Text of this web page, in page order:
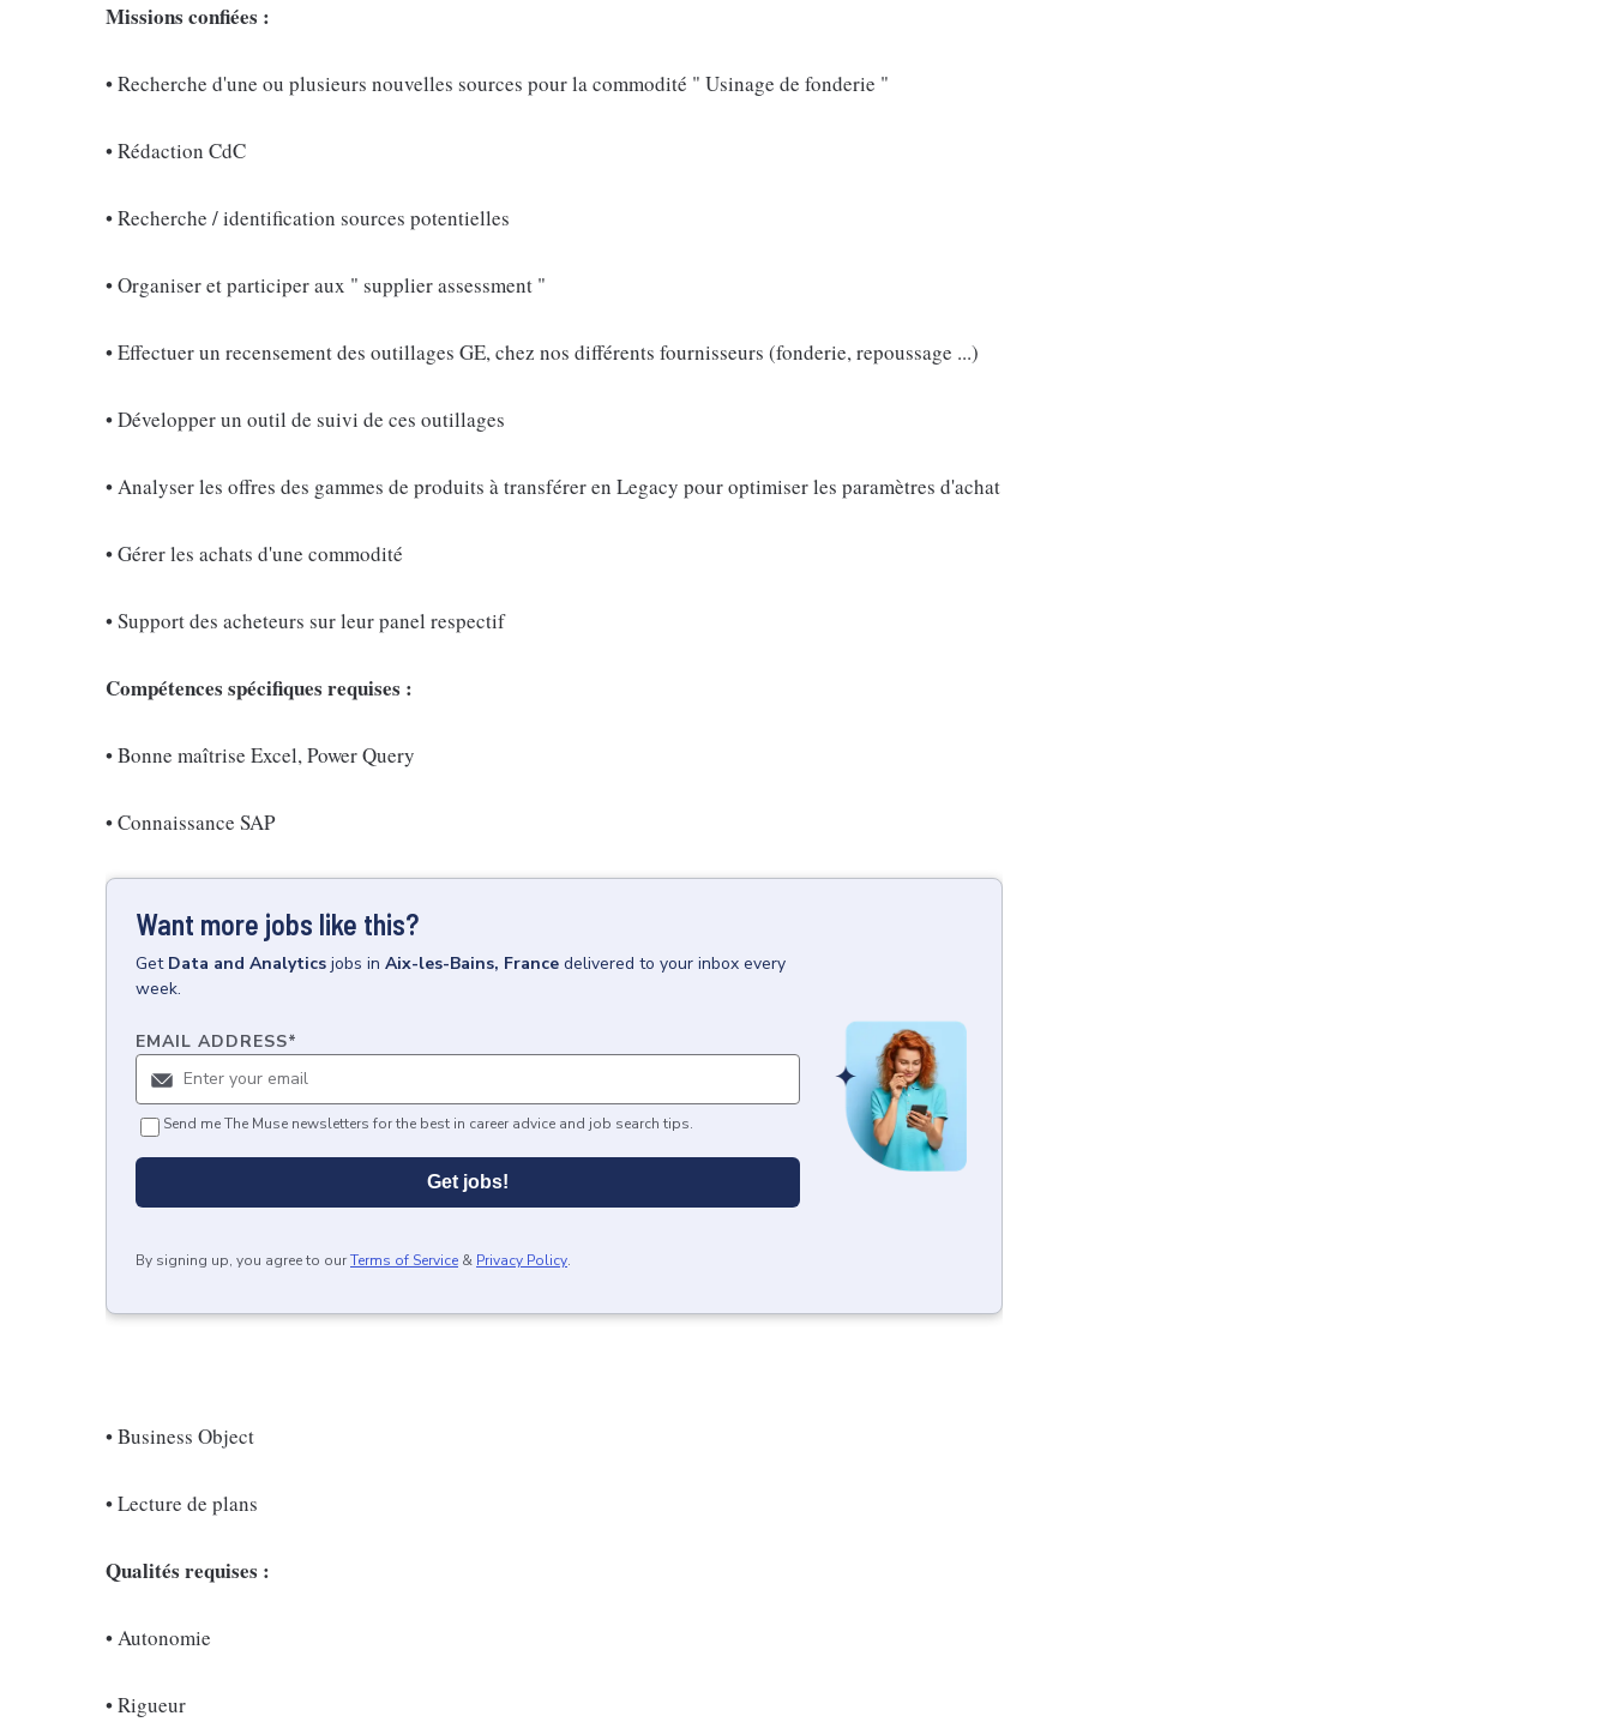
Missions confiées :
• Recherche d'une ou plusieurs nouvelles sources pour la commodité " Usinage de fonderie "
• Rédaction CdC
• Recherche / identification sources potentielles
• Organiser et participer aux " supplier assessment "
• Effectuer un recensement des outillages GE, chez nos différents fournisseurs (fonderie, repoussage ...)
• Développer un outil de suivi de ces outillages
• Analyser les offres des gammes de produits à transférer en Legacy pour optimiser les paramètres d'achat
• Gérer les achats d'une commodité
• Support des acheteurs sur leur panel respectif
Compétences spécifiques requises :
• Bonne maîtrise Excel, Power Query
• Connaissance SAP
Want more jobs like this?
Get Data and Analytics jobs in Aix-les-Bains, France delivered to your inbox every
week.
EMAIL ADDRESS*
Send me The Muse newsletters for the best in career advice and job search tips.
Get jobs!
By signing up, you agree to ourTerms of Service & Privacy Policy.
• Business Object
• Lecture de plans
Qualités requises :
• Autonomie
• Rigueur